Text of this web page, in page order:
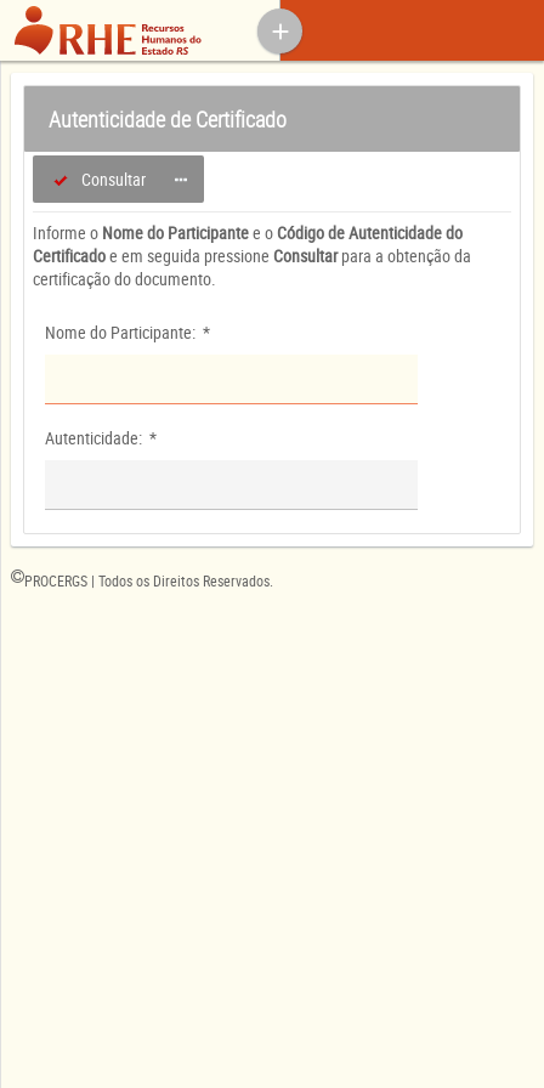
Autenticidade de Certificado
Consultar
Informe o Nome do Participantee oCódigo de Autenticidade do
Certificadoe em seguida pressioneConsultarpara a obtenção da
certificação do documento.
Nome do Participante: *
Autenticidade: *
PROCERGS | Todos os Direitos Reservados.